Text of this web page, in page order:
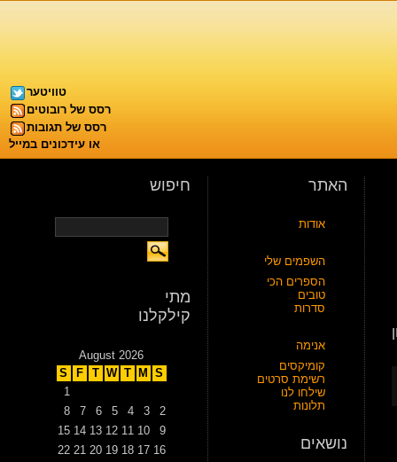
טוויטער
רסס של רובוטים
רסס של תגובות
או עידכונים במייל
האתר
אודות
השפמים שלי
הספרים הכי
טובים
סדרות
אנימה
קומיקסים
רשימת סרטים
שילחו לנו
תלונות
נושאים
חיפוש
מתי
קילקלנו
August 2026
S
M
T
W
T
F
S
1
2
3
4
5
6
7
8
9
10
11
12
13
14
15
16
17
18
19
20
21
22